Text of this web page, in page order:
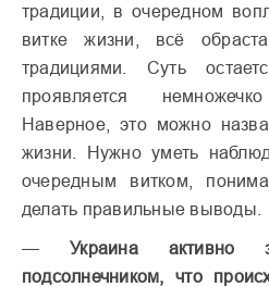
традиции, в очередном
витке жизни, всё
традициями. Суть
проявляется
Наверное, это можно
жизни. Нужно уметь
очередным витком,
делать правильные выводы.
—Украина активно
подсолнечником, что